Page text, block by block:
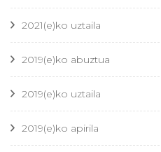
2021(e)ko uztaila
2019(e)ko abuztua
2019(e)ko uztaila
2019(e)ko apirila